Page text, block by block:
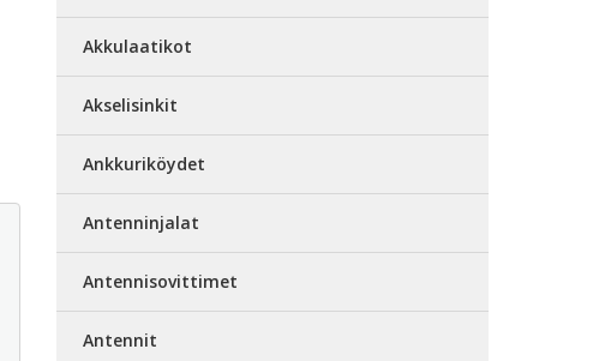
Akkulaatikot
Akselisinkit
Ankkuriköydet
Antenninjalat
Antennisovittimet
Antennit